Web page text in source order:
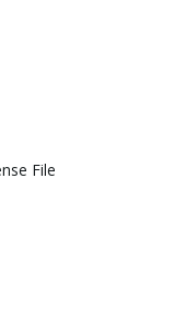
File